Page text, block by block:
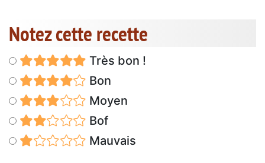
Notez cette recette
Très bon !
Bon
Moyen
Bof
Mauvais